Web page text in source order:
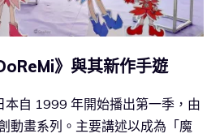
》與其新作手遊
本自 1999 年開始播出第一季，由
動畫系列。主要講述以成為「魔